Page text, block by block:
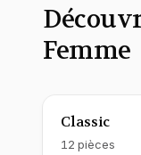
Femme
Montre
Classic
12 pièces